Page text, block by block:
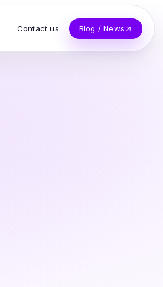
Contact us Blog / News